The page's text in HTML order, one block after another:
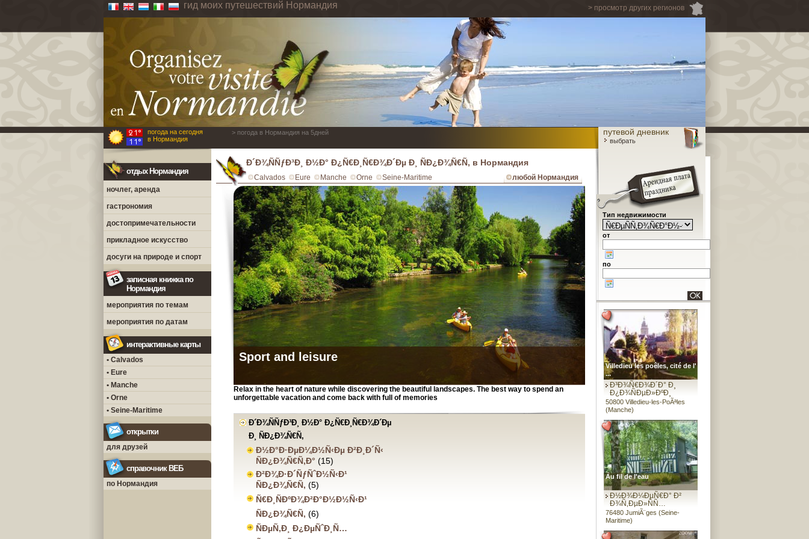
> просмотр других регионов
гид моих путешествий Нормандия
погода на сегодня
в Нормандия
> погода в Нормандия на 5дней путевой дневник
выбрать
отдых Нормандия
ночлег, аренда
гастрономия
достопримечательности
прикладное искусство
досуги на природе и спорт
записная книжка по
Нормандия
мероприятия по темам
мероприятия по датам
интерактивные карты
• Calvados
• Eure
• Manche
• Orne
• Seine-Maritime
открытки
для друзей
справочник ВЕБ
по Нормандия
Ð´Ð¾ÑÑƒÐ³Ð¸ Ð½Ð° Ð¿Ñ€Ð¸Ñ€Ð¾Ð´Ðµ Ð¸ ÑÐ¿Ð¾Ñ€Ñ‚ в Нормандия
Calvados Eure Manche Orne Seine-Maritime любой Нормандия
Sport and leisure
Relax in the heart of nature while discovering the beautiful landscapes. The best way to spend an
unforgettable vacation and come back with full of memories
Ð´Ð¾ÑÑƒÐ³Ð¸ Ð½Ð° Ð¿Ñ€Ð¸Ñ€Ð¾Ð´Ðµ
Ð¸ ÑÐ¿Ð¾Ñ€Ñ‚
Ð½Ð°Ð·ÐµÐ¼Ð½Ñ‹Ðµ Ð²Ð¸Ð´Ñ‹
ÑÐ¿Ð¾Ñ€Ñ‚Ð° (15)
Ð²Ð¾Ð·Ð´ÑƒÑˆÐ½Ñ‹Ð¹
ÑÐ¿Ð¾Ñ€Ñ‚ (5)
Ñ€Ð¸ÑÐºÐ¾Ð²Ð°Ð½Ð½Ñ‹Ð¹
ÑÐ¿Ð¾Ñ€Ñ‚ (6)
ÑÐµÑ‚Ð¸ Ð¿ÐµÑˆÐ¸Ñ…
Тип недвижимости
от
по
Villedieu les poêles, cité de l'
...
Ð³Ð¾Ñ€Ð¾Ð´Ð° Ð¸
Ð¿Ð¾ÑÐµÐ»ÐºÐ¸
50800 Villedieu-les-PoÃªles
(Manche)
Au fil de l'eau
Ð½Ð¾Ð¼ÐµÑ€Ð° Ð²
Ð¾Ñ‚ÐµÐ»ÑÑ…
76480 JumiÃ¨ges (Seine-
Maritime)